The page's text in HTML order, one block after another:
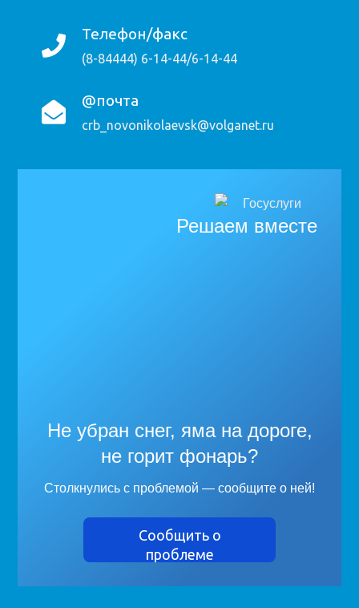
Телефон/факс
(8-84444) 6-14-44/6-14-44
@почта
crb_novonikolaevsk@volganet.ru
Решаем вместе
Не убран снег, яма на дороге,
не горит фонарь?
Столкнулись с проблемой — сообщите о ней!
Сообщить о
проблеме